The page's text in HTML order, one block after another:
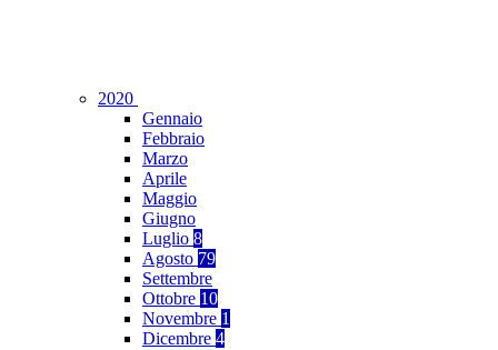
2020
Gennaio
Febbraio
Marzo
Aprile
Maggio
Giugno
Luglio 8
Agosto 79
Settembre
Ottobre 10
Novembre 1
Dicembre 4